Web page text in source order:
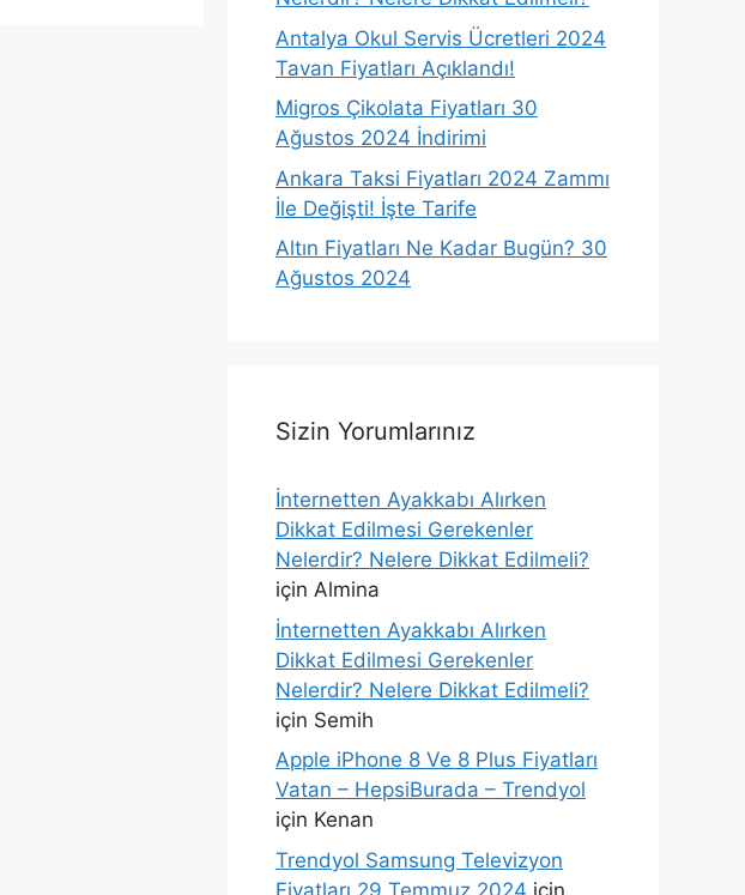
Antalya Okul Servis Ücretleri 2024
Tavan Fiyatları Açıklandı!
Migros Çikolata Fiyatları 30
Ağustos 2024 İndirimi
Ankara Taksi Fiyatları 2024 Zammı
İle Değişti! İşte Tarife
Altın Fiyatları Ne Kadar Bugün? 30
Ağustos 2024
Sizin Yorumlarınız
İnternetten Ayakkabı Alırken
Dikkat Edilmesi Gerekenler
Nelerdir? Nelere Dikkat Edilmeli?
için Almina
İnternetten Ayakkabı Alırken
Dikkat Edilmesi Gerekenler
Nelerdir? Nelere Dikkat Edilmeli?
için Semih
Apple iPhone 8 Ve 8 Plus Fiyatları
Vatan – HepsiBurada – Trendyol
için Kenan
Trendyol Samsung Televizyon
Fiyatları 29 Temmuz 2024 için